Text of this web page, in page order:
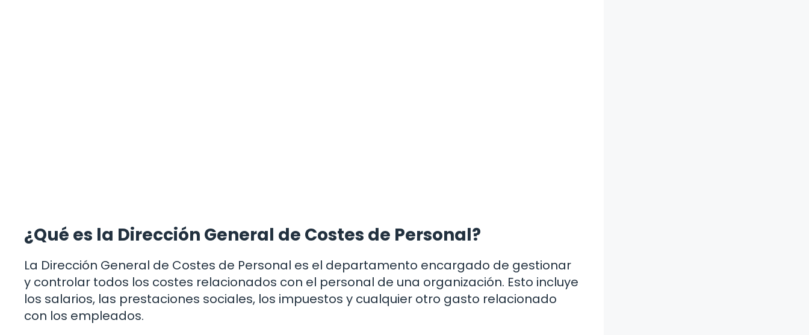
¿Qué es la Dirección General de Costes de Personal?
La Dirección General de Costes de Personal es el departamento encargado de gestionar
y controlar todos los costes relacionados con el personal de una organización. Esto incluye
los salarios, las prestaciones sociales, los impuestos y cualquier otro gasto relacionado
con los empleados.